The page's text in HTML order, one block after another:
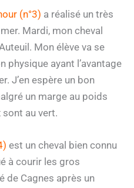
(n°3) a réalisé un très
Mardi, mon cheval
Mon élève va se
physique ayant l’avantage
J’en espère un bon
un marge au poids
sont au vert.
est un cheval bien connu
à courir les gros
de Cagnes après un